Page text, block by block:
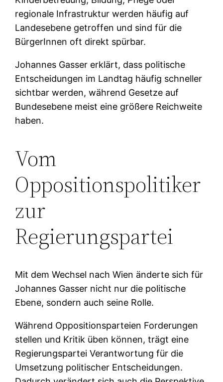
regionale Infrastruktur werden häufig auf
Landesebene getroffen und sind für die
BürgerInnen oft direkt spürbar.
Johannes Gasser erklärt, dass politische
Entscheidungen im Landtag häufig schneller
sichtbar werden, während Gesetze auf
Bundesebene meist eine größere Reichweite
haben.
Vom
Oppositionspolitiker
zur
Regierungspartei
Mit dem Wechsel nach Wien änderte sich für
Johannes Gasser nicht nur die politische
Ebene, sondern auch seine Rolle.
Während Oppositionsparteien Forderungen
stellen und Kritik üben können, trägt eine
Regierungspartei Verantwortung für die
Umsetzung politischer Entscheidungen.